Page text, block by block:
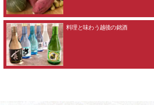
料理と味わう越後の銘酒